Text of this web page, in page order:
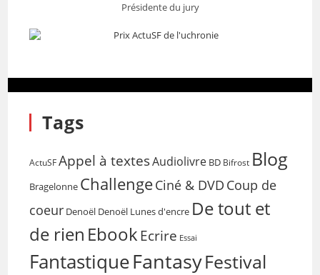
Présidente du jury
Tags
ActuSF Appel à textesAudiolivre BD Bifrost Blog
Bragelonne ChallengeCiné & DVD Coup de
coeur Denoël Denoël Lunes d'encre De tout et
de rien EbookEcrire Essai
FantastiqueFantasyFestival